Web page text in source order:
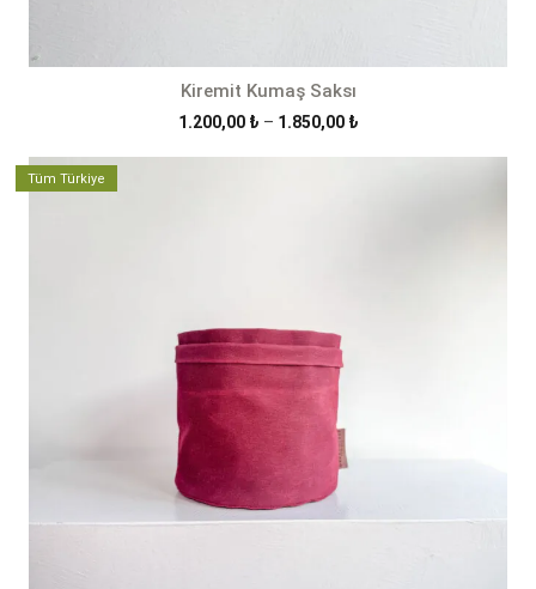
Kiremit Kumaş Saksı
1.200,00 ₺ – 1.850,00 ₺Fiyat
Tüm Türkiye